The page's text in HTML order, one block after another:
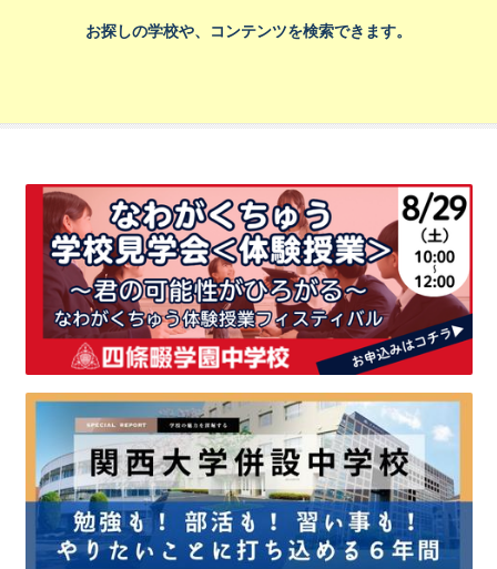
お探しの学校や、コンテンツを検索できます。